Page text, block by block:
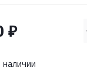
₽
наличии